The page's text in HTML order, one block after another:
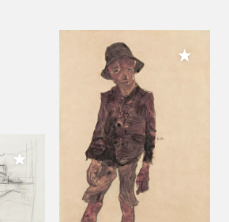
Meiner Sammlung hinzufügen
Meiner